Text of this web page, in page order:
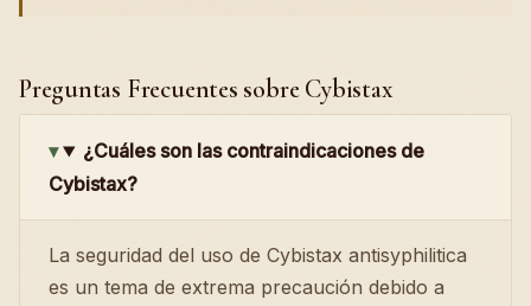
Preguntas Frecuentes sobre Cybistax
¿Cuáles son las contraindicaciones de
Cybistax?
La seguridad del uso de Cybistax antisyphilitica
es un tema de extrema precaución debido a